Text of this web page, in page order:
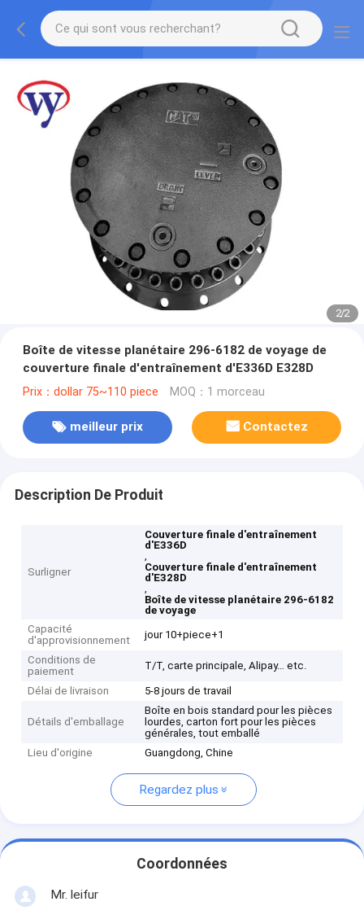
2/2
Boîte de vitesse planétaire 296-6182 de voyage de
couverture finale d'entraînement d'E336D E328D
Prix：dollar 75~110 piece MOQ：1 morceau
meilleur prix Contactez
Description De Produit
Surligner
Couverture finale d'entraînement
d'E336D
,
Couverture finale d'entraînement
d'E328D
,
Boîte de vitesse planétaire 296-6182
de voyage
Capacité
d'approvisionnement
jour 10+piece+1
Conditions de
paiement
T/T, carte principale, Alipay… etc.
Délai de livraison 5-8 jours de travail
Détails d'emballage
Boîte en bois standard pour les pièces
lourdes, carton fort pour les pièces
générales, tout emballé
Lieu d'origine
Guangdong, Chine
Regardez plus
Coordonnées
Mr. leifur